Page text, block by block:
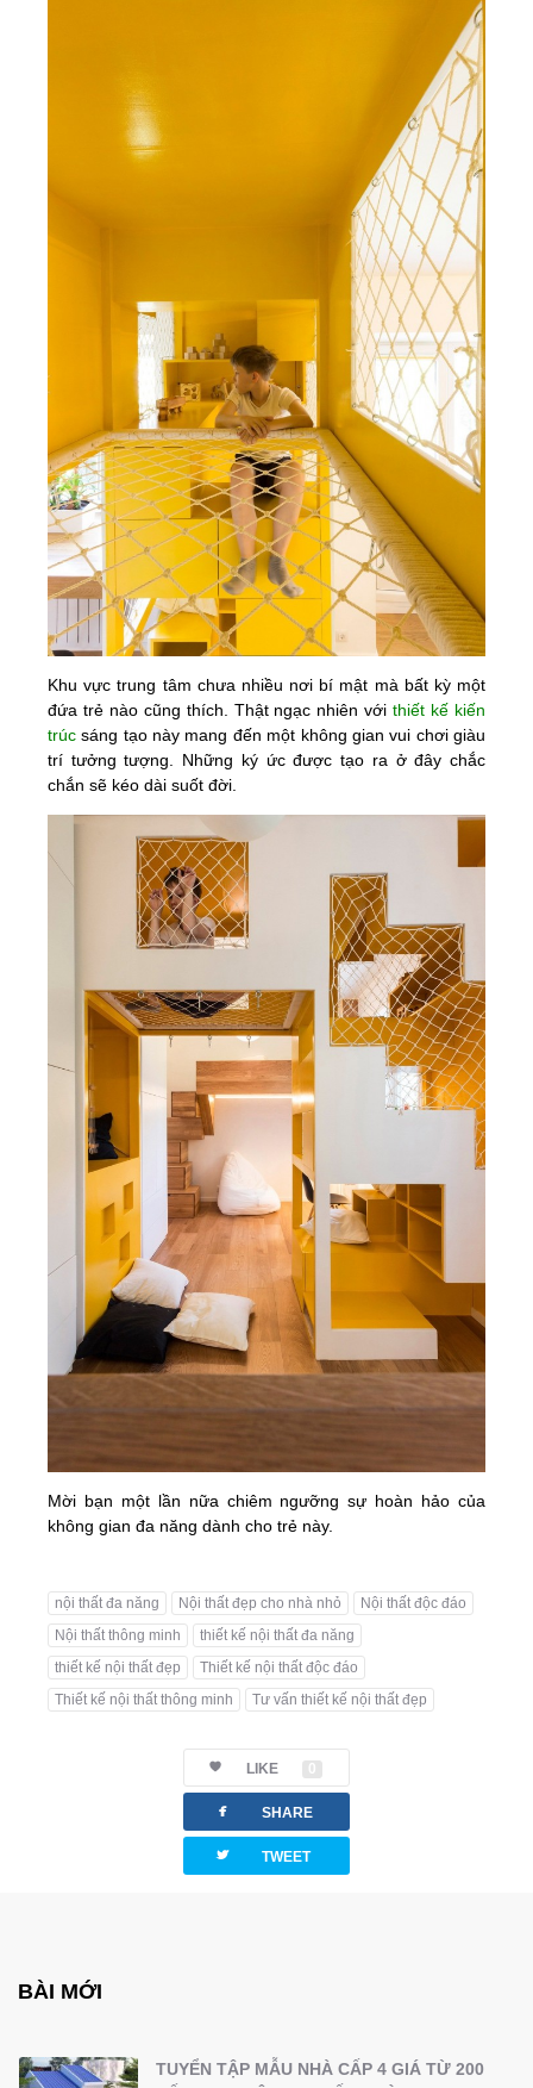
Khu vực trung tâm chưa nhiều nơi bí mật mà bất kỳ một
đứa trẻ nào cũng thích. Thật ngạc nhiên vớithiết kế kiến
trúc sáng tạo này mang đến một không gian vui chơi giàu
trí tưởng tượng. Những ký ức được tạo ra ở đây chắc
chắn sẽ kéo dài suốt đời.
Mời bạn một lần nữa chiêm ngưỡng sự hoàn hảo của
không gian đa năng dành cho trẻ này.
nội thất đa năng Nội thất đẹp cho nhà nhỏ
Nội thất độc đáo
Nội thất thông minh
thiết kế nội thất đa năng
thiết kế nội thất đẹp
Thiết kế nội thất độc đáo
Thiết kế nội thất thông minh
Tư vấn thiết kế nội thất đẹp
LIKE 0
facebook SHARE
twitterbird TWEET
BÀI MỚI
TUYỂN TẬP MẪU NHÀ CẤP 4 GIÁ TỪ 200